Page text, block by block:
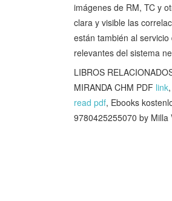
imágenes de RM, TC y
clara y visible las
están también al
relevantes del sistema
LIBROS
MIRANDA CHM PDF link
read pdf, Ebooks
9780425255070 by Milla